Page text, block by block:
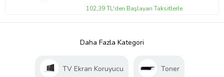
102,39 TL'den Başlayan Taksitlerle
Daha Fazla Kategori
TV Ekran Koruyucu Toner